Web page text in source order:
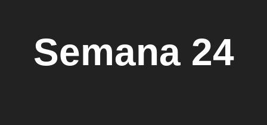
Semana 24